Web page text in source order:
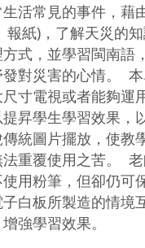
活常見的事件，藉
報紙)，了解天災的
式，並學習閩南語
對災害的心情。
寸電視或者能夠運
昇學生學習效果，
統圖片擺放，使教
重覆使用之苦。
用粉筆，但卻仍可
白板所製造的情境
強學習效果。